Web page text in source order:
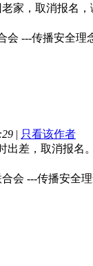
家，取消报名
会 ---传播安全理
| 只看该作者
出差，取消报名
会 ---传播安全